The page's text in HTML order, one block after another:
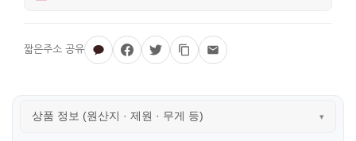
상품 정보 (원산지 · 제원 · 무게 등) ▾